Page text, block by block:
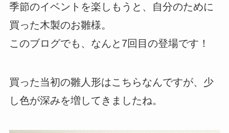
季節のイベントを楽しもうと、自分のために
買った木製のお雛様。
このブログでも、なんと7回目の登場です！
買った当初の雛人形はこちらなんですが、少
し色が深みを増してきましたね。